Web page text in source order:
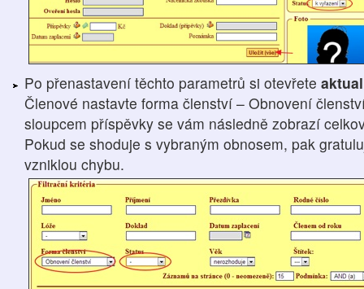
Po přenastavení těchto parametrů si otevřete
Členové nastavte forma členství – Obnovení
sloupcem příspěvky se vám následně zobrazí
Pokud se shoduje s vybraným obnosem, pak
vzniklou chybu.